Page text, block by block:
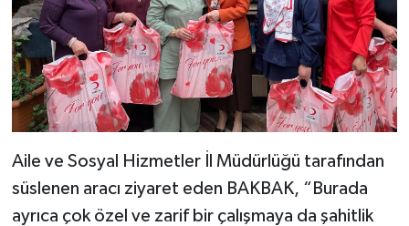
Aile ve Sosyal Hizmetler İl Müdürlüğü tarafından
süslenen aracı ziyaret eden BAKBAK, “Burada
ayrıca çok özel ve zarif bir çalışmaya da şahitlik